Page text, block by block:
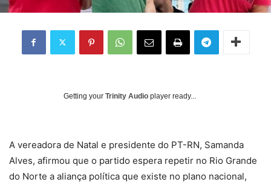
Getting your Trinity Audio player ready...
A vereadora de Natal e presidente do PT-RN, Samanda
Alves, afirmou que o partido espera repetir no Rio Grande
do Norte a aliança política que existe no plano nacional,